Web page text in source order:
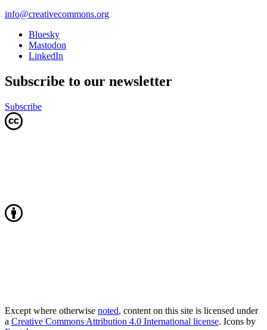
info@creativecommons.org
Bluesky
Mastodon
LinkedIn
Subscribe to our newsletter
Subscribe
Except where otherwise noted, content on this site is licensed under
a Creative Commons Attribution 4.0 International license. Icons by